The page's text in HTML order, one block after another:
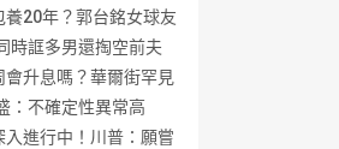
養20年？郭台銘女球友
誆多男還掏空前夫
會升息嗎？華爾街罕見
：不確定性異常高
入進行中！川普：願嘗